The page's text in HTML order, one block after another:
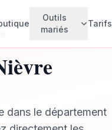
Outils
mariés
Faire-parts animés
Invités & Plan de table
Tarifs
dans le département